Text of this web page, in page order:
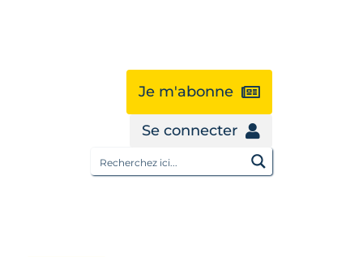
Je m'abonne
Se connecter